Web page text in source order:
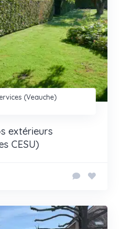
(Veauche)
extérieurs
CESU)